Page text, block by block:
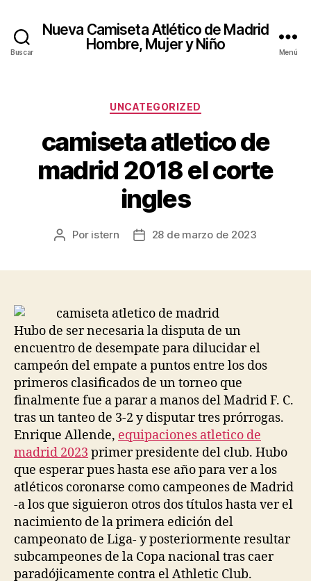
Buscar
Nueva Camiseta Atlético de Madrid
Hombre, Mujer y Niño
Menú
Categorías
UNCATEGORIZED
camiseta atletico de
madrid 2018 el corte
ingles
Autor
Por istern
Fecha28 de marzo de 2023
Hubo de ser necesaria la disputa de un
encuentro de desempate para dilucidar el
campeón del empate a puntos entre los dos
primeros clasificados de un torneo que
finalmente fue a parar a manos del Madrid F. C.
tras un tanteo de 3-2 y disputar tres prórrogas.
Enrique Allende, equipaciones atletico de
madrid 2023 primer presidente del club. Hubo
que esperar pues hasta ese año para ver a los
atléticos coronarse como campeones de Madrid
-a los que siguieron otros dos títulos hasta ver el
nacimiento de la primera edición del
campeonato de Liga- y posteriormente resultar
subcampeones de la Copa nacional tras caer
paradójicamente contra el Athletic Club.